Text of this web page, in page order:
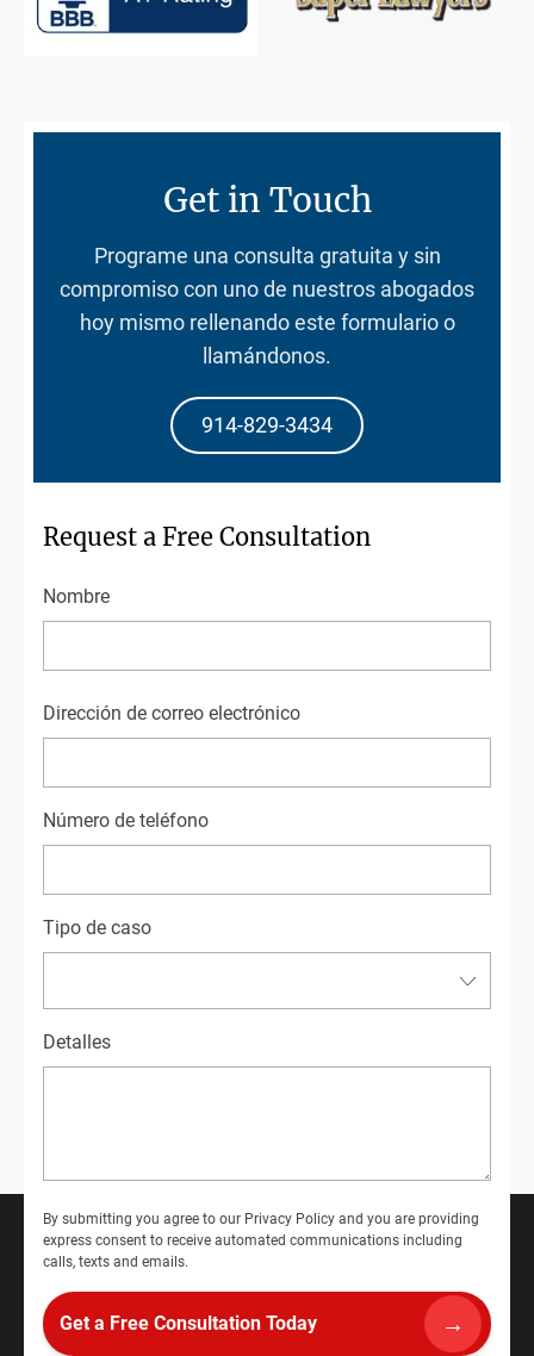
Get in Touch
Programe una consulta gratuita y sin
compromiso con uno de nuestros abogados
hoy mismo rellenando este formulario o
llamándonos.
914-829-3434
Request a Free Consultation
Nombre
Dirección de correo electrónico
Número de teléfono
Tipo de caso
Detalles
By submitting you agree to our Privacy Policy and you are providing
express consent to receive automated communications including
calls, texts and emails.